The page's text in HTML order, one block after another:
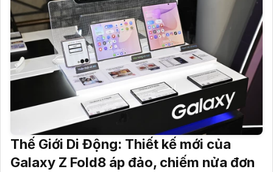
Thế Giới Di Động: Thiết kế mới của
Galaxy Z Fold8 áp đảo, chiếm nửa đơn